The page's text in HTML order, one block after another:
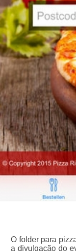
O folder para
a divulgação do